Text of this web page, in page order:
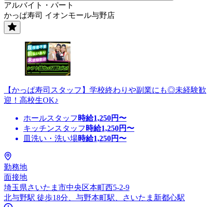
アルバイト・パート
かっぱ寿司 イオンモール与野店
【かっぱ寿司スタッフ】学校終わりや副業にも◎未経験歓
迎！高校生OK♪
ホールスタッフ 時給1,250円〜
キッチンスタッフ 時給1,250円〜
皿洗い・洗い場時給1,250円〜
勤務地
面接地
埼玉県さいたま市中央区本町西5-2-9
北与野駅 徒歩18分、与野本町駅、さいたま新都心駅